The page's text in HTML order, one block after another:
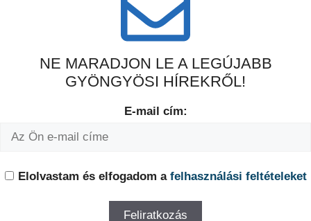
NE MARADJON LE A LEGÚJABB
GYÖNGYÖSI HÍREKRŐL!
E-mail cím:
Elolvastam és elfogadom a felhasználási feltételeket